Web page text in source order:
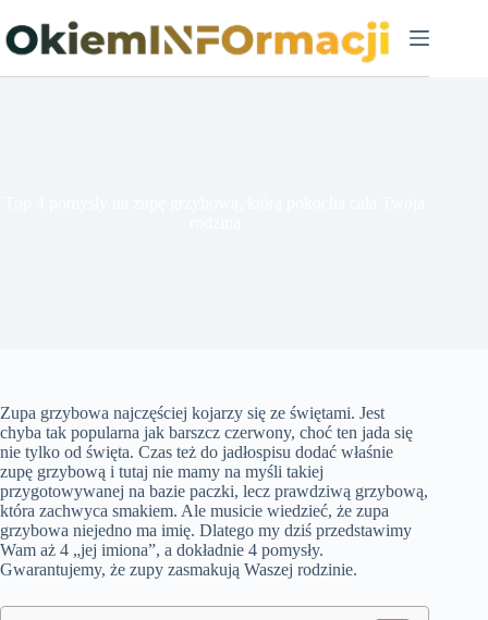
do
treści
Zupa grzybowa najczęściej kojarzy się ze świętami. Jest
chyba tak popularna jak barszcz czerwony, choć ten jada się
nie tylko od święta. Czas też do jadłospisu dodać właśnie
zupę grzybową i tutaj nie mamy na myśli takiej
przygotowywanej na bazie paczki, lecz prawdziwą grzybową,
która zachwyca smakiem. Ale musicie wiedzieć, że zupa
grzybowa niejedno ma imię. Dlatego my dziś przedstawimy
Wam aż 4 „jej imiona”, a dokładnie 4 pomysły.
Gwarantujemy, że zupy zasmakują Waszej rodzinie.